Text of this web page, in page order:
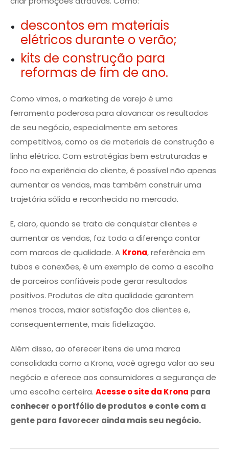
descontos em materiais
elétricos durante o verão;
kits de construção para
reformas de fim de ano.
Como vimos, o marketing de varejo é uma
ferramenta poderosa para alavancar os resultados
de seu negócio, especialmente em setores
competitivos, como os de materiais de construção e
linha elétrica. Com estratégias bem estruturadas e
foco na experiência do cliente, é possível não apenas
aumentar as vendas, mas também construir uma
trajetória sólida e reconhecida no mercado.
E, claro, quando se trata de conquistar clientes e
aumentar as vendas, faz toda a diferença contar
com marcas de qualidade. A Krona, referência em
tubos e conexões, é um exemplo de como a escolha
de parceiros confiáveis pode gerar resultados
positivos. Produtos de alta qualidade garantem
menos trocas, maior satisfação dos clientes e,
consequentemente, mais fidelização.
Além disso, ao oferecer itens de uma marca
consolidada como a Krona, você agrega valor ao seu
negócio e oferece aos consumidores a segurança de
uma escolha certeira. Acesse o site da Krona para
conhecer o portfólio de produtos e conte com a
gente para favorecer ainda mais seu negócio.